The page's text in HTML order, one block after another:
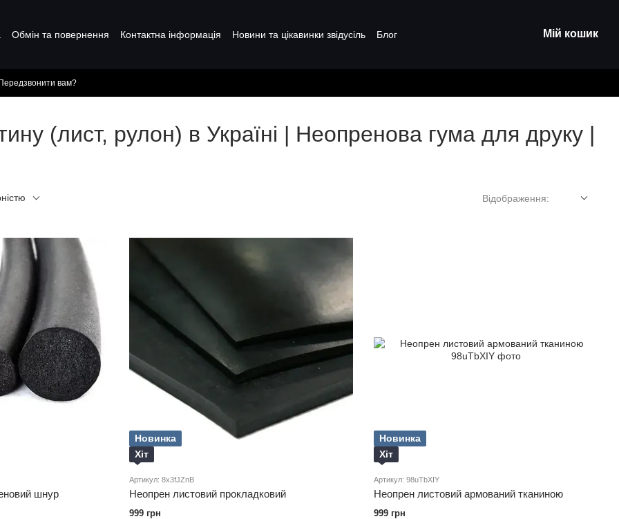
Обмін та повернення Контактна інформація Новини та цікавинки звідусіль
Блог
Мій кошик
Передзвонити вам?
(лист, рулон) в Україні | Неопренова гума для друку |
Відображення:
шнур
Новинка
Хіт
Артикул: 8x3fJZnB
Неопрен листовий прокладковий
999 грн
Новинка
Хіт
Артикул: 98uTbXIY
Неопрен листовий армований тканиною
999 грн